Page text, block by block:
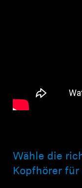
Wähle die
Kopfhörer für